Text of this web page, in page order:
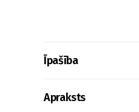
Īpašība
Apraksts